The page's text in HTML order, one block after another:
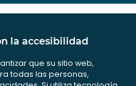
la accesibilidad
que su sitio web,
todas las personas,